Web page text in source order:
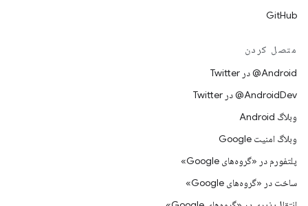
GitHub
متصل کردن
Android@ در Twitter
AndroidDev@ در Twitter
وبلاگ Android
وبلاگ امنیت Google
پلتفورم در «گروه‌های Google»
ساخت در «گروه‌های Google»